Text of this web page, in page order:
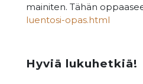
mainiten. Tähän
luentosi-opas.html
Hyviä lukuhetkiä!